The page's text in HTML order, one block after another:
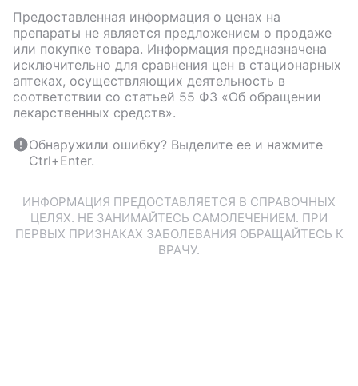
Предоставленная информация о ценах на
препараты не является предложением о продаже
или покупке товара. Информация предназначена
исключительно для сравнения цен в стационарных
аптеках, осуществляющих деятельность в
соответствии со статьей 55 ФЗ «Об обращении
лекарственных средств».
Обнаружили ошибку? Выделите ее и нажмите
Ctrl+Enter.
ИНФОРМАЦИЯ ПРЕДОСТАВЛЯЕТСЯ В СПРАВОЧНЫХ
ЦЕЛЯХ. НЕ ЗАНИМАЙТЕСЬ САМОЛЕЧЕНИЕМ. ПРИ
ПЕРВЫХ ПРИЗНАКАХ ЗАБОЛЕВАНИЯ ОБРАЩАЙТЕСЬ К
ВРАЧУ.